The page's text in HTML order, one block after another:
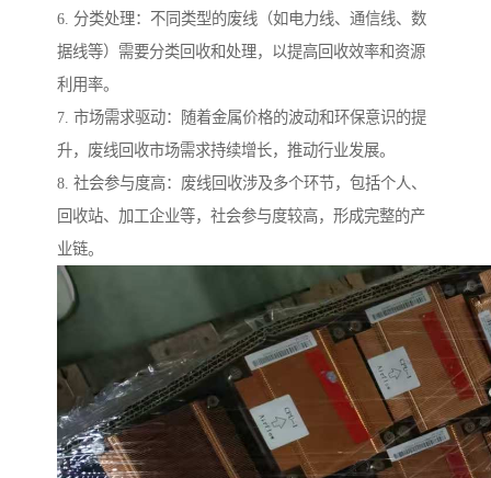
6. 分类处理：不同类型的废线（如电力线、通信线、数
据线等）需要分类回收和处理，以提高回收效率和资源
利用率。
7. 市场需求驱动：随着金属价格的波动和环保意识的提
升，废线回收市场需求持续增长，推动行业发展。
8. 社会参与度高：废线回收涉及多个环节，包括个人、
回收站、加工企业等，社会参与度较高，形成完整的产
业链。